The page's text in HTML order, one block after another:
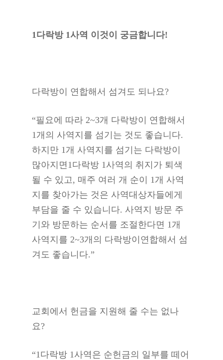
1다락방 1사역 이것이 궁금합니다!
다락방이 연합해서 섬겨도 되나요?
“필요에 따라 2~3개 다락방이 연합해서
1개의 사역지를 섬기는 것도 좋습니다.
하지만 1개 사역지를 섬기는 다락방이
많아지면1다락방 1사역의 취지가 퇴색
될 수 있고, 매주 여러 개 순이 1개 사역
지를 찾아가는 것은 사역대상자들에게
부담을 줄 수 있습니다. 사역지 방문 주
기와 방문하는 순서를 조절한다면 1개
사역지를 2~3개의 다락방이연합해서 섬
겨도 좋습니다.”
교회에서 헌금을 지원해 줄 수는 없나
요?
“1다락방 1사역은 순헌금의 일부를 떼어